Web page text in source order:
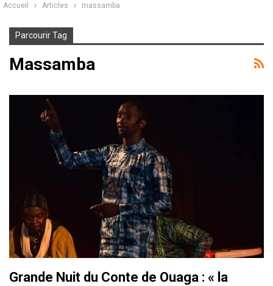
Accueil Articles massamba
Parcourir Tag
Massamba
Grande Nuit du Conte de Ouaga : « la